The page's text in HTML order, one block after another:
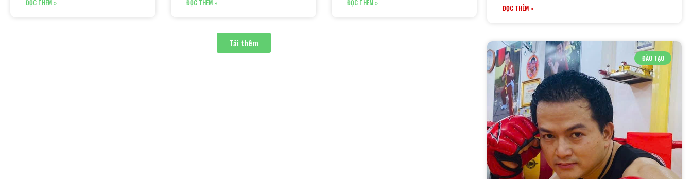
ĐỌC THÊM » ĐỌC THÊM » ĐỌC THÊM »
Tải thêm
ĐỌC THÊM »
ĐÀO TẠO